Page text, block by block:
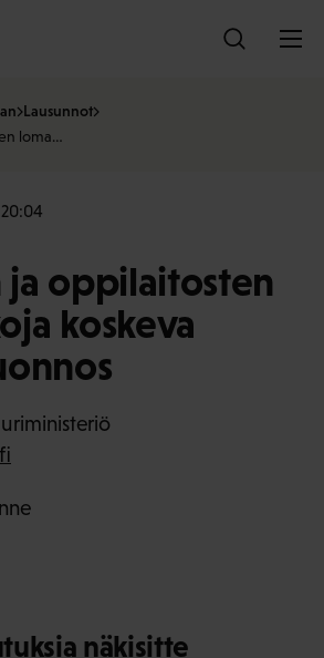
Lausunnot
loma…
ja oppilaitosten
koskeva
näkisitte